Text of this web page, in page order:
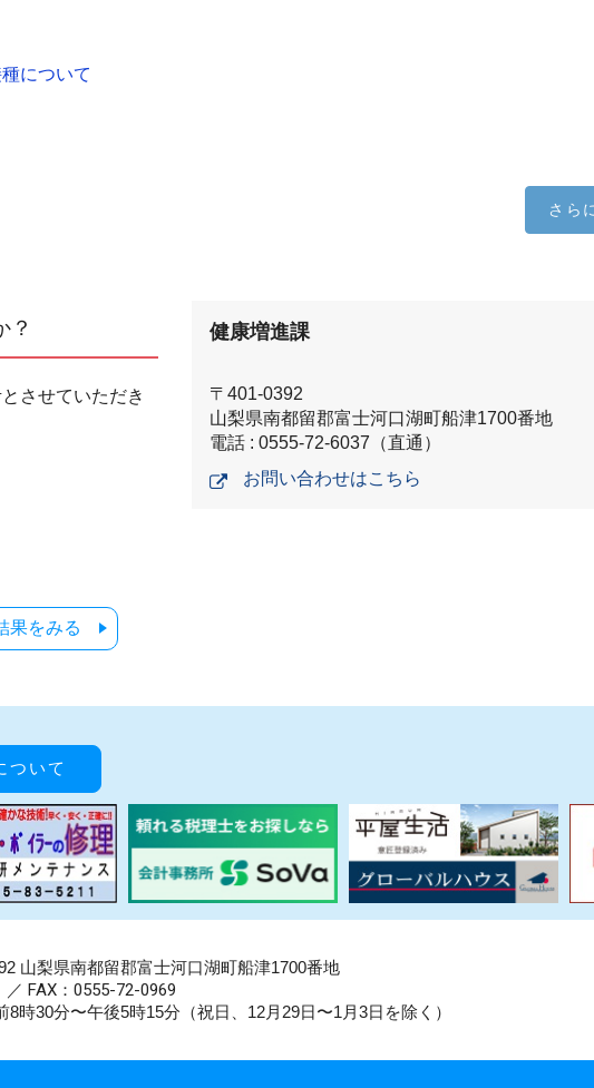
について
さら
？
させていただき
果をみる
健康増進課
〒401-0392
山梨県南都留郡富士河口湖町船津1700番地
電話 : 0555-72-6037（直通）
お問い合わせはこちら
ついて
山梨県南都留郡富士河口湖町船津1700番地
／ FAX：0555-72-0969
30分〜午後5時15分（祝日、12月29日〜1月3日を除く）